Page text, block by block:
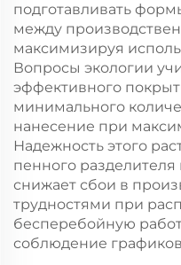
подготавливать
между
максимизируя
Вопросы экологии
эффективного
минимального
нанесение при
Надежность этого
пенного
снижает сбои в
трудностями при
бесперебойную
соблюдение